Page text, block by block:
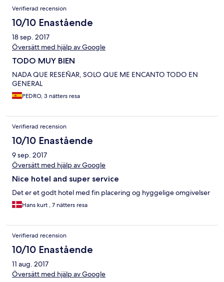
Verifierad recension
10/10 Enastående
18 sep. 2017
Översätt med hjälp av Google
TODO MUY BIEN
NADA QUE RESEÑAR, SOLO QUE ME ENCANTO TODO EN
GENERAL
PEDRO, 3 nätters resa
Verifierad recension
10/10 Enastående
9 sep. 2017
Översätt med hjälp av Google
Nice hotel and super service
Det er et godt hotel med fin placering og hyggelige omgivelser
Hans kurt , 7 nätters resa
Verifierad recension
10/10 Enastående
11 aug. 2017
Översätt med hjälp av Google